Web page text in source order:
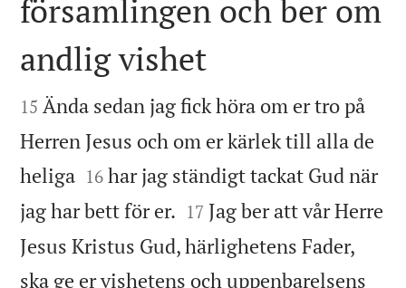

församlingen och ber om
andlig vishet

15 Ända sedan jag fick höra om er tro på
Herren Jesus och om er kärlek till alla de
heliga
16 har jag ständigt tackat Gud när
jag har bett för er. 

17 Jag ber att vår Herre
Jesus Kristus Gud, härlighetens Fader,
ska ge er vishetens och uppenbarelsens